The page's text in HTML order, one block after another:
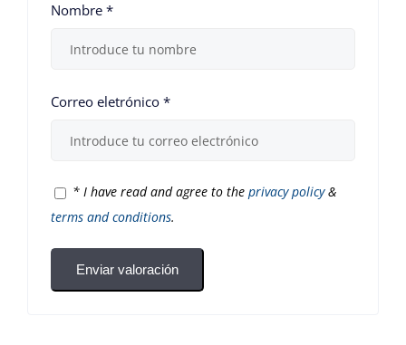
Nombre *
Correo eletrónico *
* I have read and agree to the privacy policy&
terms and conditions.
Enviar valoración